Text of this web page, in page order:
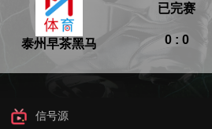
泰州早茶黑马 0 : 0
已完赛
信号源